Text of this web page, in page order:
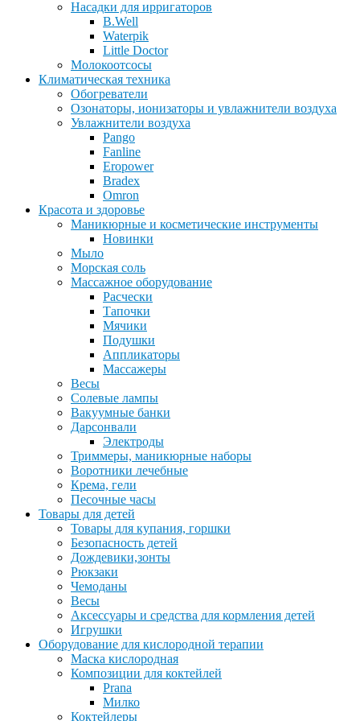
Насадки для ирригаторов
B.Well
Waterpik
Little Doctor
Молокоотсосы
Климатическая техника
Обогреватели
Озонаторы, ионизаторы и увлажнители воздуха
Увлажнители воздуха
Pango
Fanline
Eropower
Bradex
Omron
Красота и здоровье
Маникюрные и косметические инструменты
Новинки
Мыло
Морская соль
Массажное оборудование
Расчески
Тапочки
Мячики
Подушки
Аппликаторы
Массажеры
Весы
Солевые лампы
Вакуумные банки
Дарсонвали
Электроды
Триммеры, маникюрные наборы
Воротники лечебные
Крема, гели
Песочные часы
Товары для детей
Товары для купания, горшки
Безопасность детей
Дождевики,зонты
Рюкзаки
Чемоданы
Весы
Аксессуары и средства для кормления детей
Игрушки
Оборудование для кислородной терапии
Маска кислородная
Композиции для коктейлей
Prana
Милко
Коктейлеры